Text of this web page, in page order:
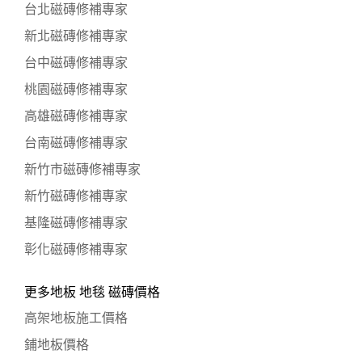
台北磁磚修補專家
新北磁磚修補專家
台中磁磚修補專家
桃園磁磚修補專家
高雄磁磚修補專家
台南磁磚修補專家
新竹市磁磚修補專家
新竹磁磚修補專家
基隆磁磚修補專家
彰化磁磚修補專家
更多地板 地毯 磁磚價格
高架地板施工價格
鋪地板價格